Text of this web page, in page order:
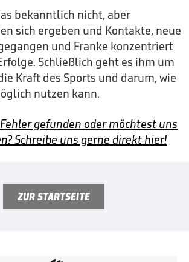
bekanntlich nicht, aber
sich ergeben und Kontakte, neue
und Franke konzentriert
Schließlich geht es ihm um
Kraft des Sports und darum, wie
nutzen kann.
gefunden oder möchtest uns
Schreibe uns gerne direkt hier!
ZUR STARTSEITE